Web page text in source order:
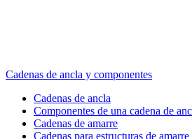
Cadenas de ancla y componentes
Cadenas de ancla
Componentes de una cadena de
Cadenas de amarre
Cadenas para estructuras de amarre